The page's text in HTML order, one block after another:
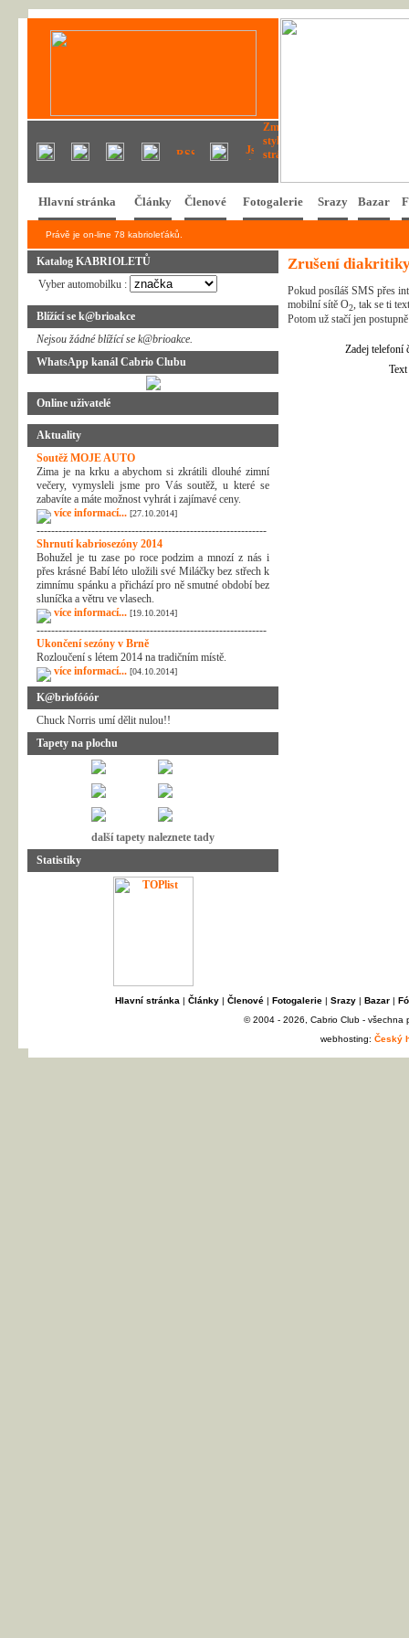
Hlavní stránka Články Členové Fotogalerie Srazy Bazar
Právě je on-line 78 kabrioleťáků.
Katalog KABRIOLETŮ
Vyber automobilku :
Blížící se k@brioakce
Nejsou žádné blížící se k@brioakce.
WhatsApp kanál Cabrio Clubu
Online uživatelé
Aktuality
Soutěž MOJE AUTO
Zima je na krku a abychom si zkrátili dlouhé zimní
večery, vymysleli jsme pro Vás soutěž, u které se
zabavíte a máte možnost vyhrát i zajímavé ceny.
více informací... [27.10.2014]
---------------------------------------------------------------
Shrnutí kabriosezóny 2014
Bohužel je tu zase po roce podzim a mnozí z nás i
přes krásné Babí léto uložili své Miláčky bez střech k
zimnímu spánku a přichází pro ně smutné období bez
sluníčka a větru ve vlasech.
více informací... [19.10.2014]
---------------------------------------------------------------
Ukončení sezóny v Brně
Rozloučení s létem 2014 na tradičním místě.
více informací... [04.10.2014]
K@briofóóór
Chuck Norris umí dělit nulou!!
Tapety na plochu
další tapety naleznete tady
Statistiky
Zrušení
Pokud posíláš SMS přes
mobilní sítě O2, tak se ti
Potom už stačí jen
Zadej telefoní
Text
Hlavní stránka | Články| Členové| Fotogalerie| Srazy| Bazar|
© 2004 - 2026, Cabrio Club - všechna
webhosting: Český